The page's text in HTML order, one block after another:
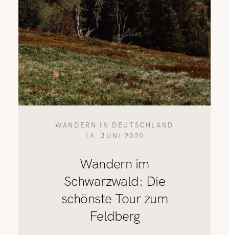
WANDERN IN DEUTSCHLAND
14. JUNI 2020
Wandern im
Schwarzwald: Die
schönste Tour zum
Feldberg